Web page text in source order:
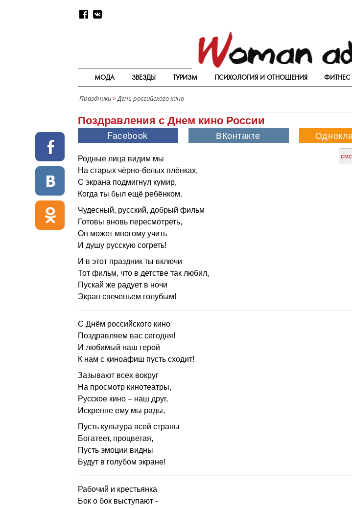
МОДА ЗВЕЗДЫ ТУРИЗМ ПСИХОЛОГИЯ И ОТНОШЕНИЯ ФИТНЕС
Праздники >День российского кино
Поздравления с Днем кино России
смс
Родные лица видим мы
На старых чёрно-белых плёнках,
С экрана подмигнул кумир,
Когда ты был ещё ребёнком.
Чудесный, русский, добрый фильм
Готовы вновь пересмотреть,
Он может многому учить
И душу русскую согреть!
И в этот праздник ты включи
Тот фильм, что в детстве так любил,
Пускай же радует в ночи
Экран свеченьем голубым!
С Днём российского кино
Поздравляем вас сегодня!
И любимый наш герой
К нам с киноафиш пусть сходит!
Зазывают всех вокруг
На просмотр кинотеатры,
Русское кино – наш друг,
Искренне ему мы рады,
Пусть культура всей страны
Богатеет, процветая,
Пусть эмоции видны
Будут в голубом экране!
Рабочий и крестьянка
Бок о бок выступают -